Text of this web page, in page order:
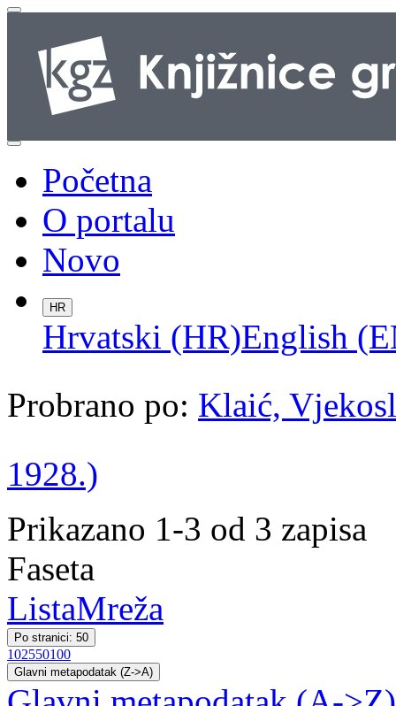
Početna
O portalu
Novo
HR
Hrvatski (HR)English
Probrano po: Klaić,
1928.)
Prikazano 1-3 od 3 zapisa
Faseta
ListaMreža
Po stranici: 50
102550100
Glavni metapodatak (Z->A)